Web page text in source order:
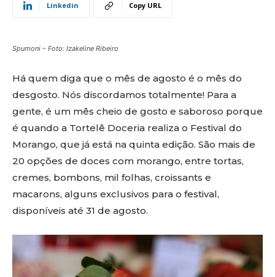
Linkedin Copy URL
Spumoni – Foto: Izakeline Ribeiro
Há quem diga que o mês de agosto é o mês do
desgosto. Nós discordamos totalmente! Para a
gente, é um mês cheio de gosto e saboroso porque
é quando a Tortelê Doceria realiza o Festival do
Morango, que já está na quinta edição. São mais de
20 opções de doces com morango, entre tortas,
cremes, bombons, mil folhas, croissants e
macarons, alguns exclusivos para o festival,
disponíveis até 31 de agosto.